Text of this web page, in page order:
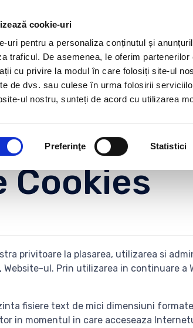
cookie-uri
uri pentru a personaliza conținutul și
traficul. De asemenea, le oferim
cu privire la modul în care folosiți site-ul
de dvs. sau culese în urma folosirii
ul nostru, sunteți de acord cu utilizarea
Preferinţe Statistici
Acasa Pachete funerare si
Contact
Cookies
privitoare la plasarea, utilizarea si
ul. Prin utilizarea in continuare
fisiere text de mici dimensiuni
in momentul in care acceseaza